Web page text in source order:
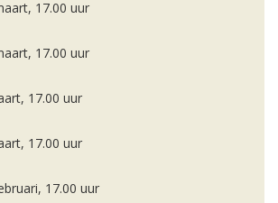
17.00 uur
17.00 uur
17.00 uur
17.00 uur
17.00 uur